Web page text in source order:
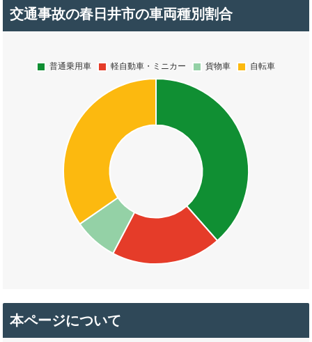
交通事故の春日井市の車両種別割合
本ページについて